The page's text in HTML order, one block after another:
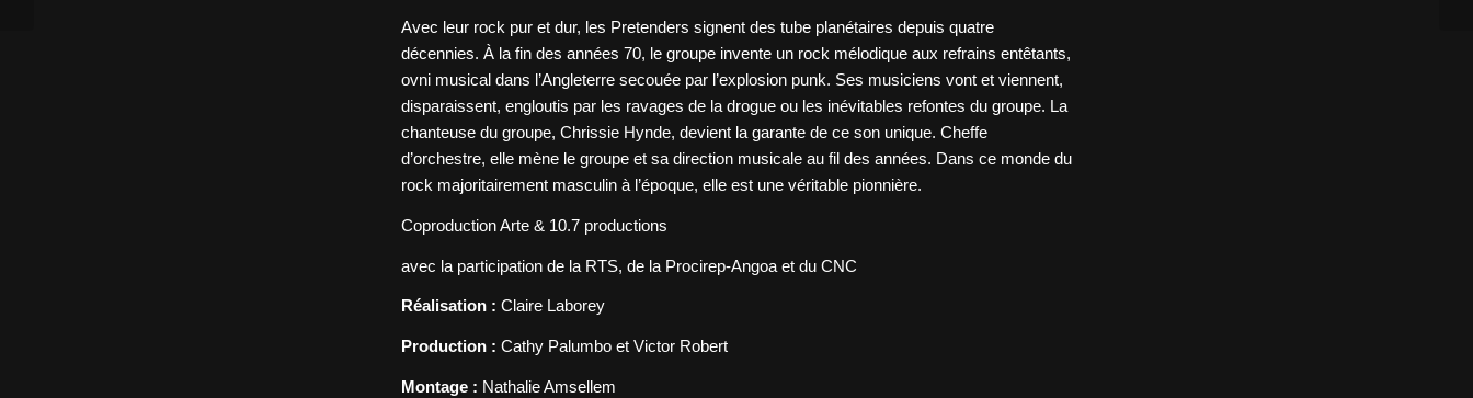
Avec leur rock pur et dur, les Pretenders signent des tube planétaires depuis quatre
décennies. À la fin des années 70, le groupe invente un rock mélodique aux refrains entêtants,
ovni musical dans l’Angleterre secouée par l’explosion punk. Ses musiciens vont et viennent,
disparaissent, engloutis par les ravages de la drogue ou les inévitables refontes du groupe. La
chanteuse du groupe, Chrissie Hynde, devient la garante de ce son unique. Cheffe
d’orchestre, elle mène le groupe et sa direction musicale au fil des années. Dans ce monde du
rock majoritairement masculin à l’époque, elle est une véritable pionnière.
Coproduction Arte & 10.7 productions
avec la participation de la RTS, de la Procirep-Angoa et du CNC
Réalisation : Claire Laborey
Production : Cathy Palumbo et Victor Robert
Montage : Nathalie Amsellem